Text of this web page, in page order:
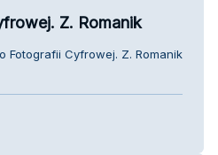
Z. Romanik
Fotografii Cyfrowej. Z. Romanik